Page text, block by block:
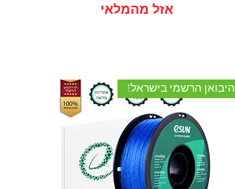
אזל מהמלאי
היבואן הרשמי בישראל!